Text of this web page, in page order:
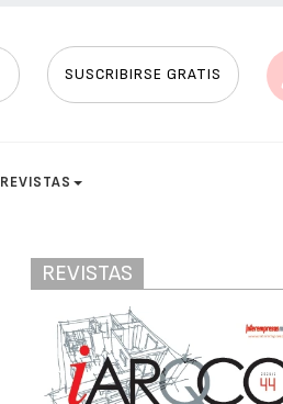
SUSCRIBIRSE GRATIS
REVISTAS
REVISTAS